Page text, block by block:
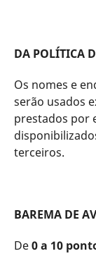
DA POLÍTICA
Os nomes e
serão usados
prestados por
terceiros.
BAREMA DE
De0 a 10